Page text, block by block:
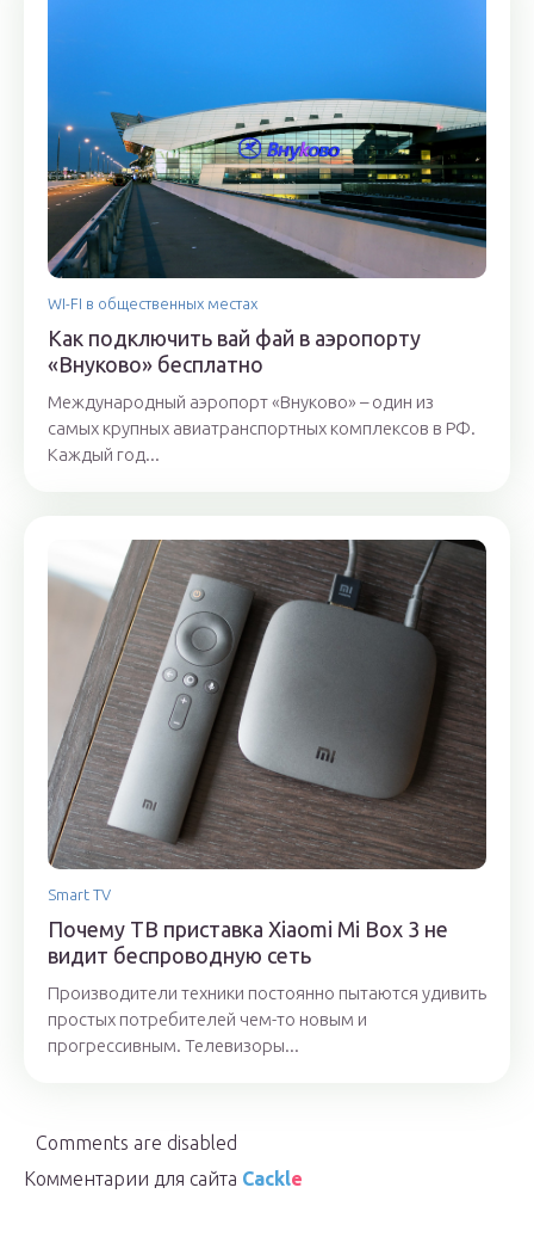
WI-FI в общественных местах
Как подключить вай фай в аэропорту
«Внуково» бесплатно
Международный аэропорт «Внуково» – один из
самых крупных авиатранспортных комплексов в РФ.
Каждый год...
Smart TV
Почему ТВ приставка Xiaomi Mi Box 3 не
видит беспроводную сеть
Производители техники постоянно пытаются удивить
простых потребителей чем-то новым и
прогрессивным. Телевизоры...
Comments are disabled
Комментарии для сайта Cackle